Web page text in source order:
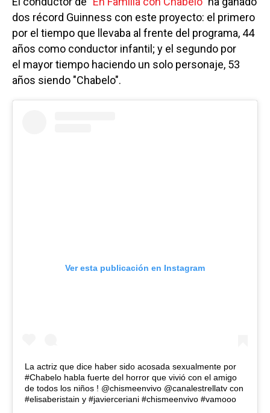
dos récord Guinness con este proyecto: el primero
por el tiempo que llevaba al frente del programa, 44
años como conductor infantil; y el segundo por
el mayor tiempo haciendo un solo personaje, 53
años siendo "Chabelo".
Ver esta publicación en Instagram
La actriz que dice haber sido acosada sexualmente por
#Chabelo habla fuerte del horror que vivió con el amigo
de todos los niños ! @chismeenvivo @canalestrellatv con
#elisaberistain y #javierceriani #chismeenvivo #vamooo